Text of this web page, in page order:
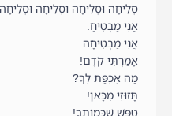
סְלִיחָה וּסְלִיחָה וּסְלִיחָה וּסְלִיחָה
אֲנִי מַבְטִיחַ.
אֲנִי מַבְטִיחָה.
אָמַרְתִּי קֹדֶם!
מַה אִכְפַּת לְךָ?
תָּזוּזִי מִכָּאן!
טִפֵּשׁ שֶׁכְּמוֹתְךָ!